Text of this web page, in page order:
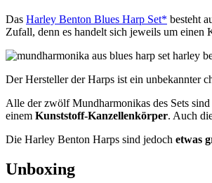
Das Harley Benton Blues Harp Set* besteht
Zufall, denn es handelt sich jeweils um
Der Hersteller der Harps ist ein unbekannter
Alle der zwölf Mundharmonikas des Sets
einem Kunststoff-Kanzellenkörper. Auch
Die Harley Benton Harps sind jedoch etwas
Unboxing